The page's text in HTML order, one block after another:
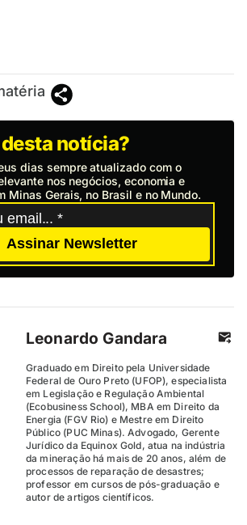
notícia?
dias sempre atualizado com o
nos negócios, economia e
Minas Gerais, no Brasil e no Mundo.
Assinar Newsletter
Leonardo Gandara
Graduado em Direito pela Universidade
Federal de Ouro Preto (UFOP), especialista
em Legislação e Regulação Ambiental
(Ecobusiness School), MBA em Direito da
Energia (FGV Rio) e Mestre em Direito
Público (PUC Minas). Advogado, Gerente
Jurídico da Equinox Gold, atua na indústria
da mineração há mais de 20 anos, além de
processos de reparação de desastres;
professor em cursos de pós-graduação e
autor de artigos científicos.